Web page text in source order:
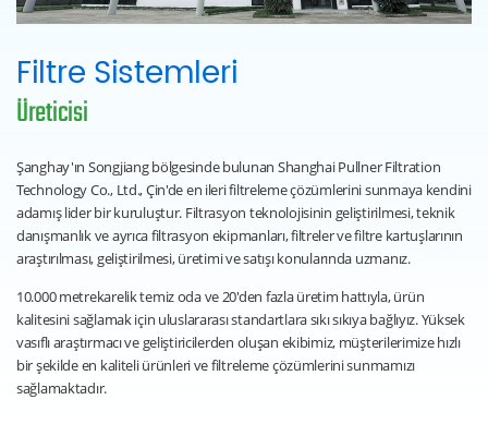
Filtre Sistemleri
Üreticisi
Şanghay'ın Songjiang bölgesinde bulunan Shanghai Pullner Filtration
Technology Co., Ltd., Çin'de en ileri filtreleme çözümlerini sunmaya kendini
adamış lider bir kuruluştur. Filtrasyon teknolojisinin geliştirilmesi, teknik
danışmanlık ve ayrıca filtrasyon ekipmanları, filtreler ve filtre kartuşlarının
araştırılması, geliştirilmesi, üretimi ve satışı konularında uzmanız.
10.000 metrekarelik temiz oda ve 20'den fazla üretim hattıyla, ürün
kalitesini sağlamak için uluslararası standartlara sıkı sıkıya bağlıyız. Yüksek
vasıflı araştırmacı ve geliştiricilerden oluşan ekibimiz, müşterilerimize hızlı
bir şekilde en kaliteli ürünleri ve filtreleme çözümlerini sunmamızı
sağlamaktadır.